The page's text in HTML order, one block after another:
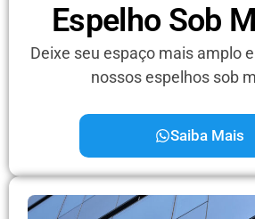
Espelho Sob
Deixe seu espaço mais amplo
nossos espelhos sob
Saiba Mais